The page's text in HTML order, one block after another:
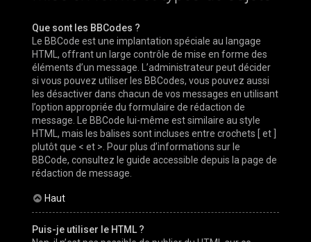
Que sont les BBCodes ?
Le BBCode est une implantation spéciale au langage
HTML, offrant un large contrôle de mise en forme des
éléments d’un message. L’administrateur peut décider
si vous pouvez utiliser les BBCodes, vous pouvez aussi
les désactiver dans chacun de vos messages en utilisant
l’option appropriée du formulaire de rédaction de
message. Le BBCode lui-même est similaire au style
HTML, mais les balises sont incluses entre crochets [ et ]
plutôt que < et >. Pour plus d’informations sur le
BBCode, consultez le guide accessible depuis la page de
rédaction de message.
Haut
Puis-je utiliser le HTML ?